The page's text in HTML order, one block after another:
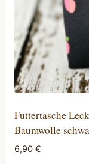
Futtertasche
Baumwolle
6,90 €